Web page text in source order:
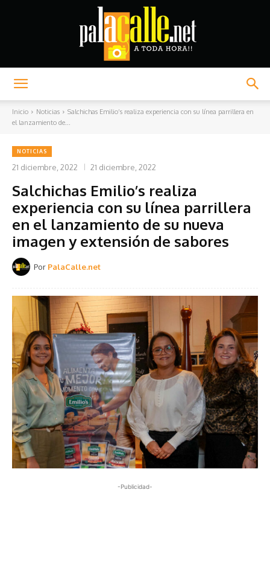
Inicio Noticias
Salchichas Emilio’s realiza experiencia con su línea parrillera en
el lanzamiento de...
NOTICIAS
21 diciembre, 2022 21 diciembre, 2022
Salchichas Emilio’s realiza
experiencia con su línea parrillera
en el lanzamiento de su nueva
imagen y extensión de sabores
Por PalaCalle.net
-Publicidad-